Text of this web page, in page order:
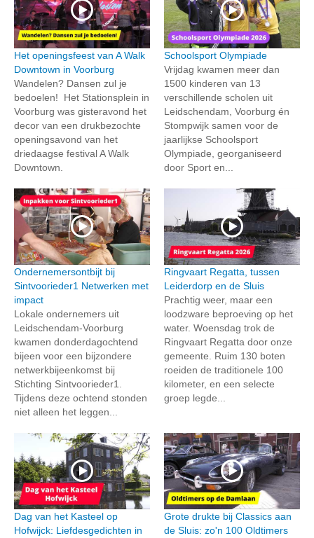
Het openingsfeest van A Walk
Downtown in Voorburg
Wandelen? Dansen zul je
bedoelen! Het Stationsplein in
Voorburg was gisteravond het
decor van een drukbezochte
openingsavond van het
driedaagse festival A Walk
Downtown.
Schoolsport Olympiade
Vrijdag kwamen meer dan
1500 kinderen van 13
verschillende scholen uit
Leidschendam, Voorburg én
Stompwijk samen voor de
jaarlijkse Schoolsport
Olympiade, georganiseerd
door Sport en...
Ondernemersontbijt bij
Sintvoorieder1 Netwerken met
impact
Lokale ondernemers uit
Leidschendam-Voorburg
kwamen donderdagochtend
bijeen voor een bijzondere
netwerkbijeenkomst bij
Stichting Sintvoorieder1.
Tijdens deze ochtend stonden
niet alleen het leggen...
Ringvaart Regatta, tussen
Leiderdorp en de Sluis
Prachtig weer, maar een
loodzware beproeving op het
water. Woensdag trok de
Ringvaart Regatta door onze
gemeente. Ruim 130 boten
roeiden de traditionele 100
kilometer, en een selecte
groep legde...
Dag van het Kasteel op
Hofwijck: Liefdesgedichten in
Grote drukte bij Classics aan
de Sluis: zo'n 100 Oldtimers